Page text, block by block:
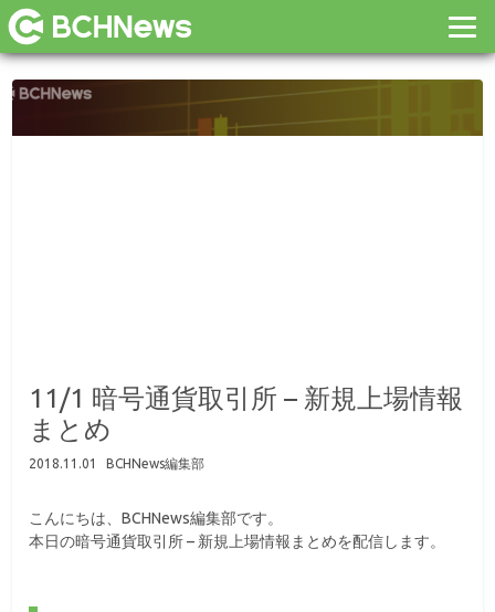
11/1 暗号通貨取引所 – 新規上場情報
まとめ
2018.11.01 BCHNews編集部
こんにちは、BCHNews編集部です。
本日の暗号通貨取引所 – 新規上場情報まとめを配信します。